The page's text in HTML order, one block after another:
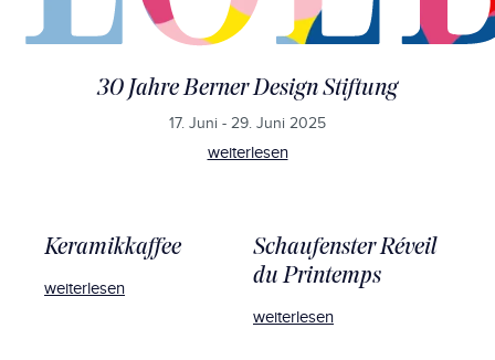
30 Jahre Berner Design Stiftung
17. Juni - 29. Juni 2025
weiterlesen
Keramikkaffee
weiterlesen
Schaufenster Réveil
du Printemps
weiterlesen